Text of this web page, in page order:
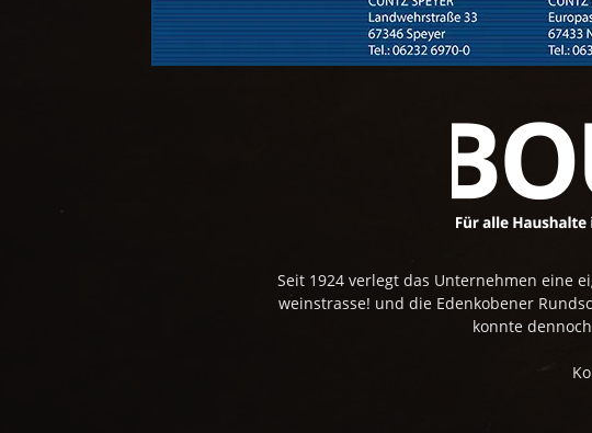
Seit 1924 verlegt das Unternehmen eine
weinstrasse! und die Edenkobener
konnte